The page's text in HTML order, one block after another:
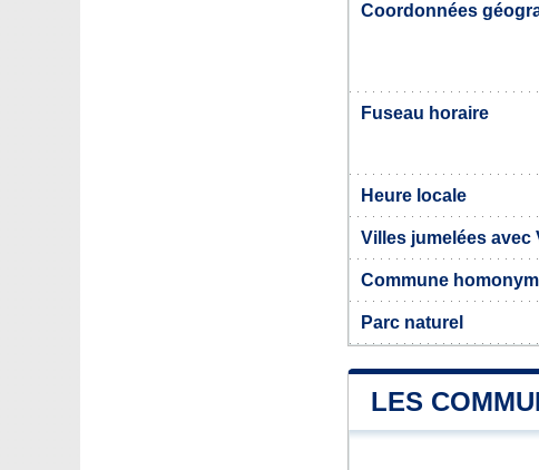
Coordonnées
Fuseau horaire
Heure locale
Villes jumelées avec
Commune
Parc naturel
LES